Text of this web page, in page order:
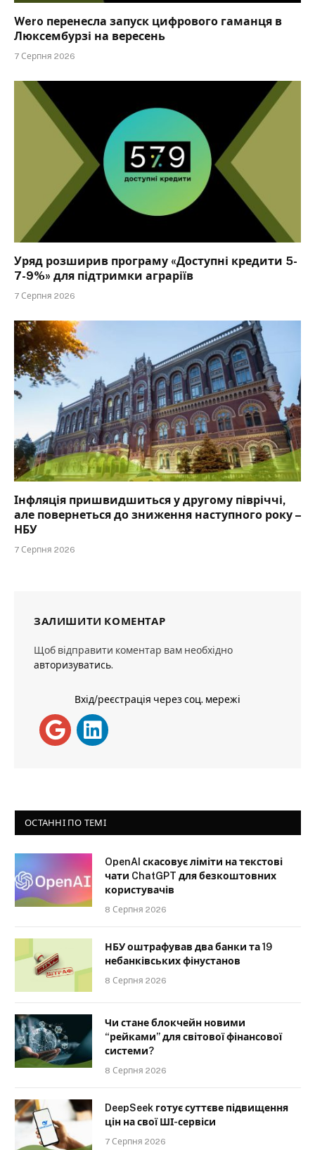
Wero перенесла запуск цифрового гаманця в
Люксембурзі на вересень
7 Серпня 2026
Уряд розширив програму «Доступні кредити 5-
7-9%» для підтримки аграріїв
7 Серпня 2026
Інфляція пришвидшиться у другому півріччі,
але повернеться до зниження наступного року –
НБУ
7 Серпня 2026
ЗАЛИШИТИ КОМЕНТАР
Щоб відправити коментар вам необхідно
авторизуватись.
Вхід/реєстрація через соц. мережі
ОСТАННІ ПО ТЕМІ
OpenAI скасовує ліміти на текстові
чати ChatGPT для безкоштовних
користувачів
8 Серпня 2026
НБУ оштрафував два банки та 19
небанківських фінустанов
8 Серпня 2026
Чи стане блокчейн новими
“рейками” для світової фінансової
системи?
8 Серпня 2026
DeepSeek готує суттєве підвищення
цін на свої ШІ-сервіси
7 Серпня 2026